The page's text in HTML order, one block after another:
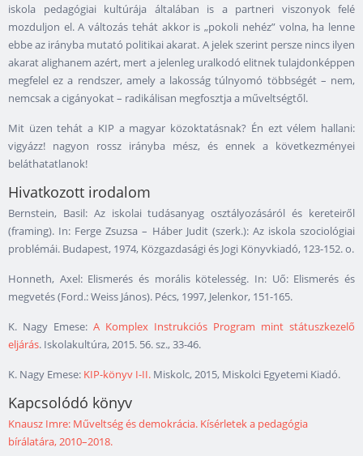
iskola pedagógiai kultúrája általában is a partneri viszonyok felé
mozduljon el. A változás tehát akkor is „pokoli nehéz” volna, ha lenne
ebbe az irányba mutató politikai akarat. A jelek szerint persze nincs ilyen
akarat alighanem azért, mert a jelenleg uralkodó elitnek tulajdonképpen
megfelel ez a rendszer, amely a lakosság túlnyomó többségét – nem,
nemcsak a cigányokat – radikálisan megfosztja a műveltségtől.
Mit üzen tehát a KIP a magyar közoktatásnak? Én ezt vélem hallani:
vigyázz! nagyon rossz irányba mész, és ennek a következményei
beláthatatlanok!
Hivatkozott irodalom
Bernstein, Basil: Az iskolai tudásanyag osztályozásáról és kereteiről
(framing). In: Ferge Zsuzsa – Háber Judit (szerk.): Az iskola szociológiai
problémái. Budapest, 1974, Közgazdasági és Jogi Könyvkiadó, 123-152. o.
Honneth, Axel: Elismerés és morális kötelesség. In: Uő: Elismerés és
megvetés (Ford.: Weiss János). Pécs, 1997, Jelenkor, 151-165.
K. Nagy Emese: A Komplex Instrukciós Program mint státuszkezelő
eljárás. Iskolakultúra, 2015. 56. sz., 33-46.
K. Nagy Emese: KIP-könyv I-II. Miskolc, 2015, Miskolci Egyetemi Kiadó.
Kapcsolódó könyv
Knausz Imre: Műveltség és demokrácia. Kísérletek a pedagógia
bírálatára, 2010–2018.